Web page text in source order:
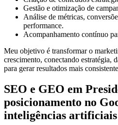
Gestão e otimização de
Análise de métricas,
performance.
Acompanhamento contínuo
Meu objetivo é transformar o
crescimento, conectando estratégia,
para gerar resultados mais
SEO e GEO em
posicionamento no
inteligências artificiais